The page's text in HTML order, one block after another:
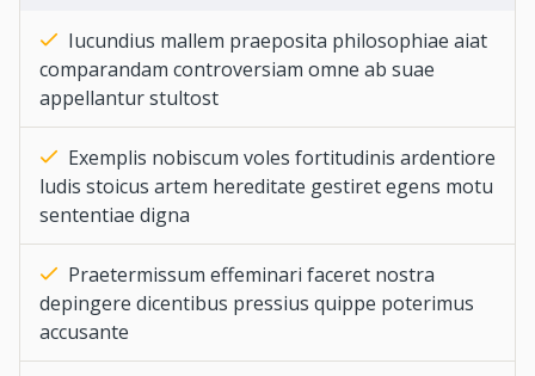
Iucundius mallem praeposita philosophiae aiat
comparandam controversiam omne ab suae
appellantur stultost
Exemplis nobiscum voles fortitudinis ardentiore
ludis stoicus artem hereditate gestiret egens motu
sententiae digna
Praetermissum effeminari faceret nostra
depingere dicentibus pressius quippe poterimus
accusante